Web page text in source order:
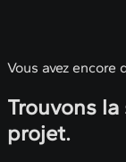
Vous avez encore
Trouvons
projet.